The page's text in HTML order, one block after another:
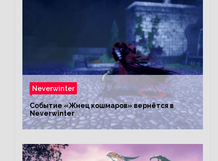
Neverwinter
Событие «Жнец кошмаров» вернётся в
Neverwinter